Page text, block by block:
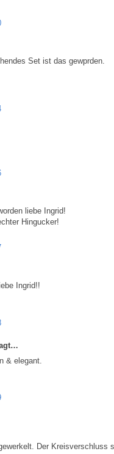
Set ist das gewprden.
liebe Ingrid!
Hingucker!
Ingrid!!
& elegant.
Der Kreisverschluss